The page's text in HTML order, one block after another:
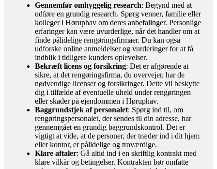
Gennemfør omhyggelig research: Begynd med at
udføre en grundig research. Spørg venner, familie eller
kolleger i Høruphav om deres anbefalinger. Personlige
erfaringer kan være uvurderlige, når det handler om at
finde pålidelige rengøringsfirmaer. Du kan også
udforske online anmeldelser og vurderinger for at få
indblik i tidligere kunders oplevelser.
Bekræft licens og forsikring: Det er afgørende at
sikre, at det rengøringsfirma, du overvejer, har de
nødvendige licenser og forsikringer. Dette vil beskytte
dig i tilfælde af eventuelle uheld under rengøringen
eller skader på ejendommen i Høruphav.
Baggrundstjek af personalet: Spørg ind til, om
rengøringspersonalet, der sendes til din adresse, har
gennemgået en grundig baggrundskontrol. Det er
vigtigt at vide, at de personer, der træder ind i dit hjem
eller kontor, er pålidelige og troværdige.
Klare aftaler: Gå altid ind i en skriftlig kontrakt med
klare vilkår og betingelser. Kontrakten bør omfatte